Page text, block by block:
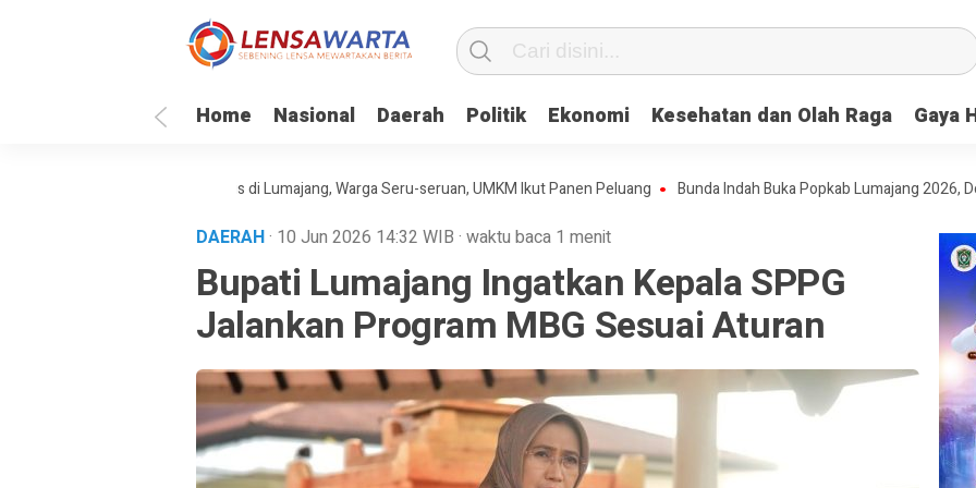
Home Nasional Daerah Politik Ekonomi Kesehatan dan Olah Raga Gaya
Piala Dunia 2026 Gratis di Lumajang, Warga Seru-seruan, UMKM Ikut Panen Peluang Bunda Indah Buka Popkab Lumajang 2026, Dorong
DAERAH· 10 Jun 2026 14:32 WIB · waktu baca 1 menit
Bupati Lumajang Ingatkan Kepala SPPG
Jalankan Program MBG Sesuai Aturan